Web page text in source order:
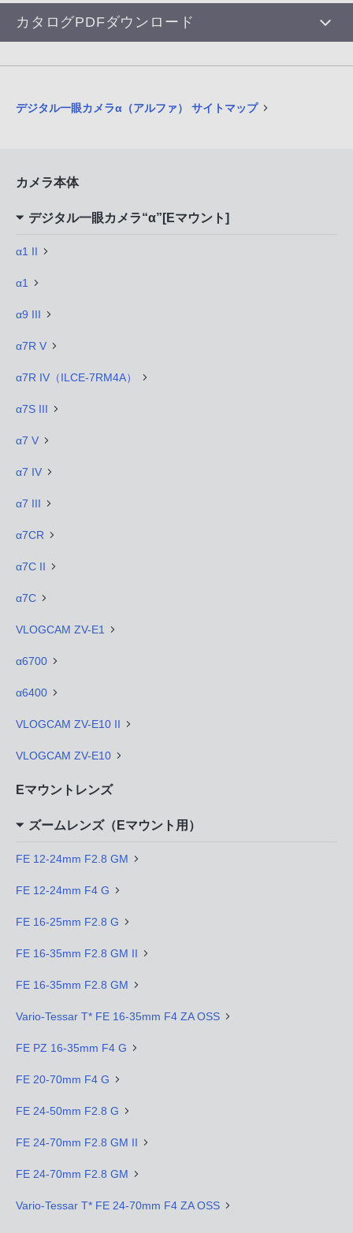
カタログPDFダウンロード
デジタル一眼カメラα（アルファ） サイトマップ
カメラ本体
デジタル一眼カメラ“α”[Eマウント]
α1 II
α1
α9 III
α7R V
α7R IV（ILCE-7RM4A）
α7S III
α7 V
α7 IV
α7 III
α7CR
α7C II
α7C
VLOGCAM ZV-E1
α6700
α6400
VLOGCAM ZV-E10 II
VLOGCAM ZV-E10
Eマウントレンズ
ズームレンズ（Eマウント用）
FE 12-24mm F2.8 GM
FE 12-24mm F4 G
FE 16-25mm F2.8 G
FE 16-35mm F2.8 GM II
FE 16-35mm F2.8 GM
Vario-Tessar T* FE 16-35mm F4 ZA OSS
FE PZ 16-35mm F4 G
FE 20-70mm F4 G
FE 24-50mm F2.8 G
FE 24-70mm F2.8 GM II
FE 24-70mm F2.8 GM
Vario-Tessar T* FE 24-70mm F4 ZA OSS